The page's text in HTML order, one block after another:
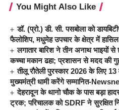
You Might Also Like
डॉ. (प्रो.) डी. सी. पसबोला को
फैलोशिप, मधुमेह उपचार के क्षेत्र में
लगातार बारिश ने तीन अनाथ भाइयों से
कच्चा मकान ढहा; प्रशासन से मदद की
तीलू रौतेली पुरस्कार 2026 के लिए
मुख्यमंत्री धामी करेंगे सम्मानित-
देहरादून के थानो चौक के पास बड़ा
ट्रक; परिचालक को SDRF ने सुरक्षित